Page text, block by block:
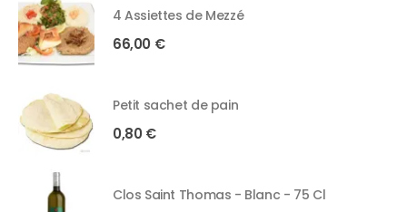
4 Assiettes de Mezzé
66,00 €
Petit sachet de pain
0,80 €
Clos Saint Thomas - Blanc - 75 Cl